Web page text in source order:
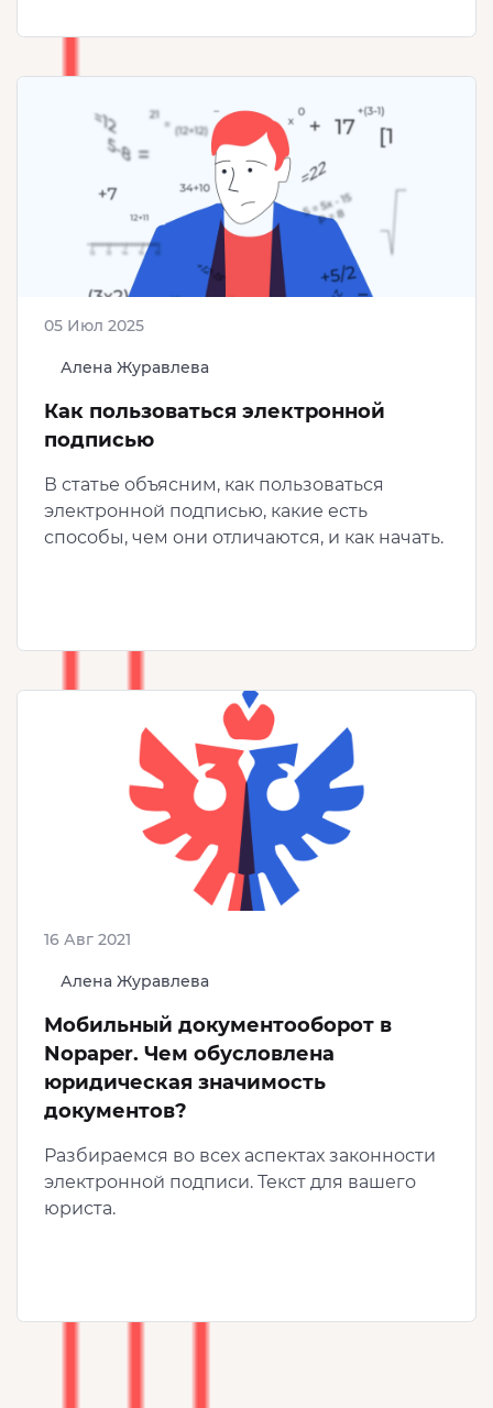
Алена Журавлева
05 Июл 2025
Как пользоваться электронной
подписью
В статье объясним, как пользоваться
электронной подписью, какие есть
способы, чем они отличаются, и как начать.
Алена Журавлева
16 Авг 2021
Мобильный документооборот в
Nopaper. Чем обусловлена
юридическая значимость
документов?
Разбираемся во всех аспектах законности
электронной подписи. Текст для вашего
юриста.